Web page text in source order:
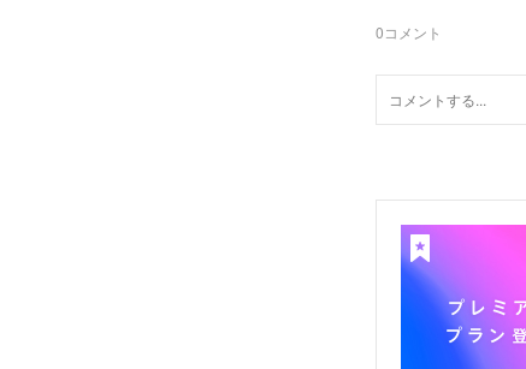
0コメント